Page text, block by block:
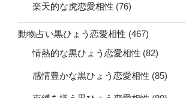
楽天的な虎恋愛相性 (76)
動物占い黒ひょう恋愛相性 (467)
情熱的な黒ひょう恋愛相性 (82)
感情豊かな黒ひょう恋愛相性 (85)